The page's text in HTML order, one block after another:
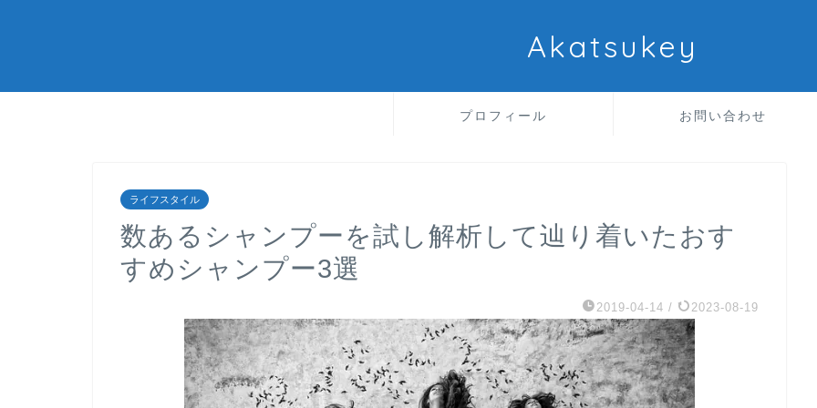
Akatsukey
プロフィール お問い合わせ
ライフスタイル
数あるシャンプーを試し解析して辿り着いたおす
すめシャンプー3選
2019-04-14 / 2023-08-19